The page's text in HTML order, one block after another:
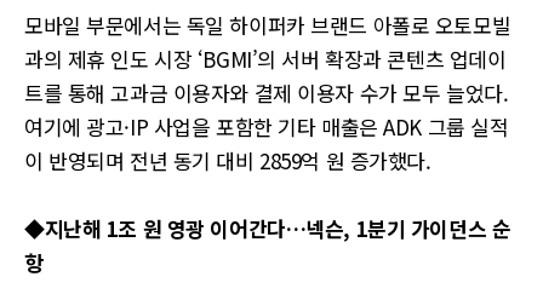
모바일 부문에서는 독일 하이퍼카 브랜드 아폴로 오토모빌
과의 제휴 인도 시장 ‘BGMI’의 서버 확장과 콘텐츠 업데이
트를 통해 고과금 이용자와 결제 이용자 수가 모두 늘었다.
여기에 광고·IP 사업을 포함한 기타 매출은 ADK 그룹 실적
이 반영되며 전년 동기 대비 2859억 원 증가했다.
◆지난해 1조 원 영광 이어간다…넥슨, 1분기 가이던스 순
항